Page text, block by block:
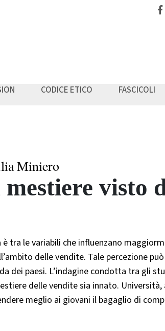
CODICE ETICO FASCICOLI
Miniero
visto
tra le variabili che influenzano
delle vendite. Tale percezione
dei paesi. L’indagine condotta tra gli
delle vendite sia innato. Università,
meglio ai giovani il bagaglio di